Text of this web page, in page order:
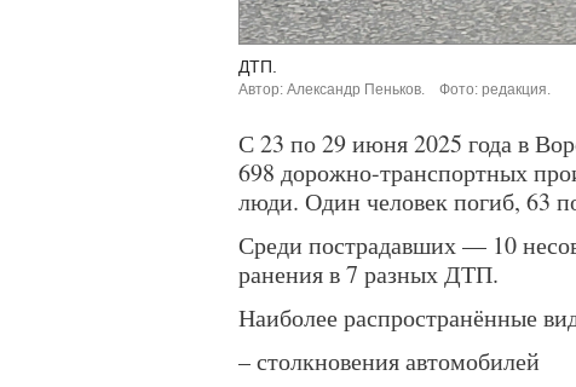
ДТП.
Автор: Александр Пеньков. Фото: редакция.
С 23 по 29 июня 2025 года в
698 дорожно-транспортных
люди. Один человек погиб, 63
Среди пострадавших — 10
ранения в 7 разных ДТП.
Наиболее распространённые
– столкновения автомобилей